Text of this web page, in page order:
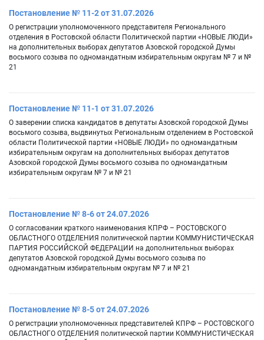
Постановление № 11-2 от 31.07.2026
О регистрации уполномоченного представителя Регионального
отделения в Ростовской области Политической партии «НОВЫЕ ЛЮДИ»
на дополнительных выборах депутатов Азовской городской Думы
восьмого созыва по одномандатным избирательным округам № 7 и №
21
Постановление № 11-1 от 31.07.2026
О заверении списка кандидатов в депутаты Азовской городской Думы
восьмого созыва, выдвинутых Региональным отделением в Ростовской
области Политической партии «НОВЫЕ ЛЮДИ» по одномандатным
избирательным округам на дополнительных выборах депутатов
Азовской городской Думы восьмого созыва по одномандатным
избирательным округам № 7 и № 21
Постановление № 8-6 от 24.07.2026
О согласовании краткого наименования КПРФ – РОСТОВСКОГО
ОБЛАСТНОГО ОТДЕЛЕНИЯ политической партии КОММУНИСТИЧЕСКАЯ
ПАРТИЯ РОССИЙСКОЙ ФЕДЕРАЦИИ на дополнительных выборах
депутатов Азовской городской Думы восьмого созыва по
одномандатным избирательным округам № 7 и № 21
Постановление № 8-5 от 24.07.2026
О регистрации уполномоченных представителей КПРФ – РОСТОВСКОГО
ОБЛАСТНОГО ОТДЕЛЕНИЯ политической партии КОММУНИСТИЧЕСКАЯ